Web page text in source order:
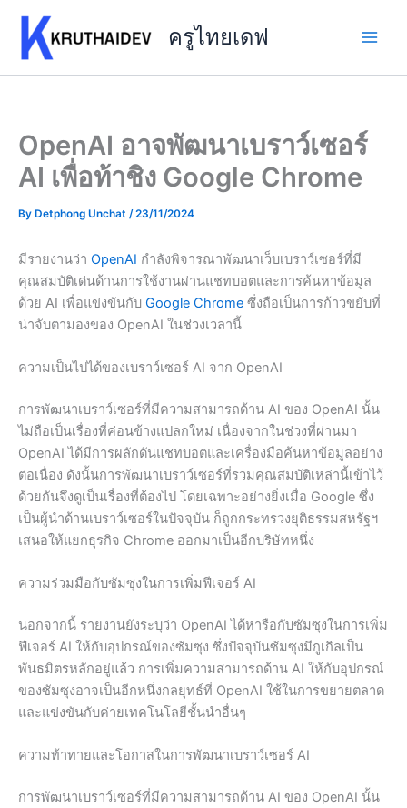
content
ครูไทยเดฟ
OpenAI อาจพัฒนาเบราว์เซอร์
AI เพื่อท้าชิง Google Chrome
By Detphong Unchat /23/11/2024
มีรายงานว่า OpenAI กำลังพิจารณาพัฒนาเว็บเบราว์เซอร์ที่มี
คุณสมบัติเด่นด้านการใช้งานผ่านแชทบอตและการค้นหาข้อมูล
ด้วย AI เพื่อแข่งขันกับ Google Chrome ซึ่งถือเป็นการก้าวขยับที่
น่าจับตามองของ OpenAI ในช่วงเวลานี้
ความเป็นไปได้ของเบราว์เซอร์ AI จาก OpenAI
การพัฒนาเบราว์เซอร์ที่มีความสามารถด้าน AI ของ OpenAI นั้น
ไม่ถือเป็นเรื่องที่ค่อนข้างแปลกใหม่ เนื่องจากในช่วงที่ผ่านมา
OpenAI ได้มีการผลักดันแชทบอตและเครื่องมือค้นหาข้อมูลอย่าง
ต่อเนื่อง ดังนั้นการพัฒนาเบราว์เซอร์ที่รวมคุณสมบัติเหล่านี้เข้าไว้
ด้วยกันจึงดูเป็นเรื่องที่ต้องไป โดยเฉพาะอย่างยิ่งเมื่อ Google ซึ่ง
เป็นผู้นำด้านเบราว์เซอร์ในปัจจุบัน ก็ถูกกระทรวงยุติธรรมสหรัฐฯ
เสนอให้แยกธุรกิจ Chrome ออกมาเป็นอีกบริษัทหนึ่ง
ความร่วมมือกับซัมซุงในการเพิ่มฟีเจอร์ AI
นอกจากนี้ รายงานยังระบุว่า OpenAI ได้หารือกับซัมซุงในการเพิ่ม
ฟีเจอร์ AI ให้กับอุปกรณ์ของซัมซุง ซึ่งปัจจุบันซัมซุงมีกูเกิลเป็น
พันธมิตรหลักอยู่แล้ว การเพิ่มความสามารถด้าน AI ให้กับอุปกรณ์
ของซัมซุงอาจเป็นอีกหนึ่งกลยุทธ์ที่ OpenAI ใช้ในการขยายตลาด
และแข่งขันกับค่ายเทคโนโลยีชั้นนำอื่นๆ
ความท้าทายและโอกาสในการพัฒนาเบราว์เซอร์ AI
การพัฒนาเบราว์เซอร์ที่มีความสามารถด้าน AI ของ OpenAI นั้น